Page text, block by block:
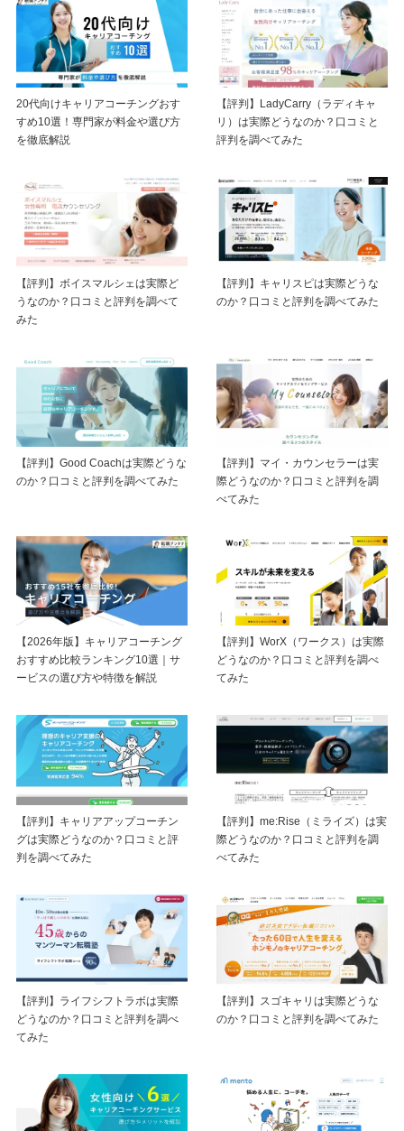
20代向けキャリアコーチングおす
すめ10選！専門家が料金や選び方
を徹底解説
【評判】LadyCarry（ラディキャ
リ）は実際どうなのか？口コミと
評判を調べてみた
【評判】ボイスマルシェは実際ど
うなのか？口コミと評判を調べて
みた
【評判】キャリスピは実際どうな
のか？口コミと評判を調べてみた
【評判】Good Coachは実際どうな
のか？口コミと評判を調べてみた
【評判】マイ・カウンセラーは実
際どうなのか？口コミと評判を調
べてみた
【2026年版】キャリアコーチング
おすすめ比較ランキング10選｜サ
ービスの選び方や特徴を解説
【評判】WorX（ワークス）は実際
どうなのか？口コミと評判を調べ
てみた
【評判】キャリアアップコーチン
グは実際どうなのか？口コミと評
判を調べてみた
【評判】me:Rise（ミライズ）は実
際どうなのか？口コミと評判を調
べてみた
【評判】ライフシフトラボは実際
どうなのか？口コミと評判を調べ
てみた
【評判】スゴキャリは実際どうな
のか？口コミと評判を調べてみた